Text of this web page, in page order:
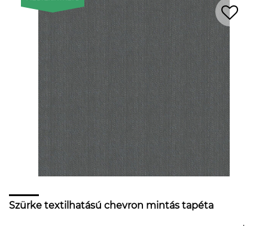
Szürke textilhatású chevron mintás tapéta